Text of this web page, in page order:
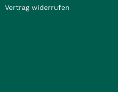
Vertrag widerrufen